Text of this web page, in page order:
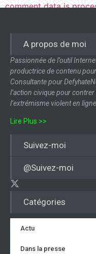
comment data is
Catégories
Actu
Dans la presse
A propos de moi
Passionnée de l’outil
productrice de contenu
Consultante pour
l’action civique pour
l’extrémisme violent en
Lire Plus >>
Suivez-moi
@Suivez-moi